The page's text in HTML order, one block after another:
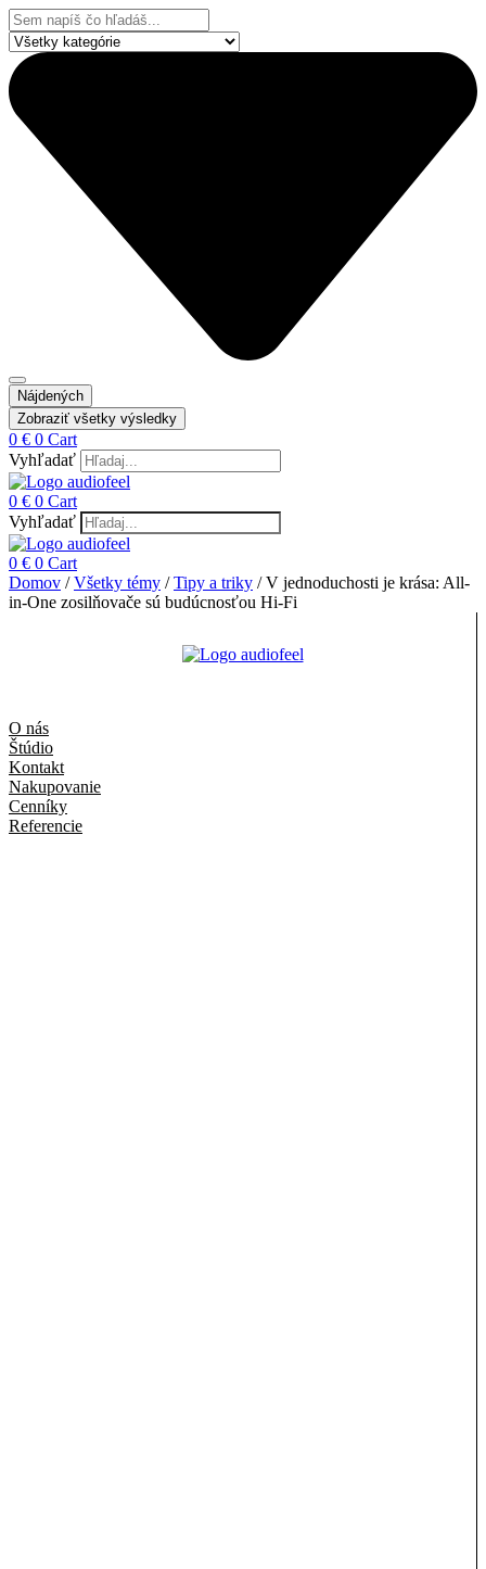
Preskočiť
na
obsah
Search
...
Nájdených
Zobraziť všetky výsledky
0 € 0 Cart
Vyhľadať
0 € 0 Cart
Vyhľadať
0 € 0 Cart
Domov /Všetky témy /Tipy a triky / V jednoduchosti je krása: All-
in-One zosilňovače sú budúcnosťou Hi-Fi
O nás
Štúdio
Kontakt
Nakupovanie
Cenníky
Referencie